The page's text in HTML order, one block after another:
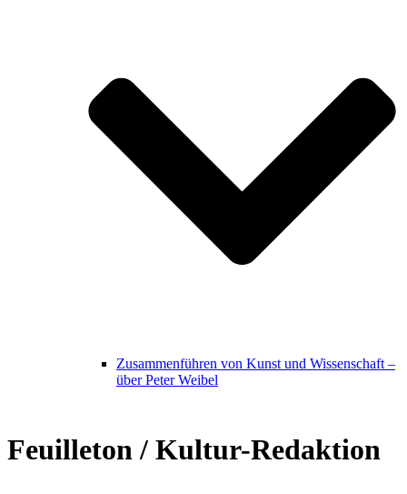
Zusammenführen von Kunst und Wissenschaft –
über Peter Weibel
Feuilleton / Kultur-Redaktion